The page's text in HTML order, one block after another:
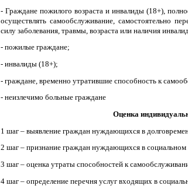
- Граждане пожилого возраста и инвалиды (18+),
осуществлять самообслуживание, самостоятельно
силу заболевания, травмы, возраста или наличия
- пожилые граждане;
- инвалиды (18+);
- граждане, временно утратившие способность к
- неизлечимо больные граждане
Оценка
1 шаг – выявление граждан нуждающихся в
2 шаг – признание граждан нуждающихся в
3 шаг – оценка утраты способностей к
4 шаг – определение перечня услуг входящих в